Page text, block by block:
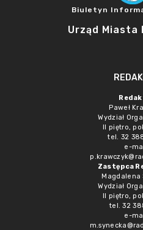
Biuletyn
Urząd Miasta
Paweł
Wydział
II piętro,
tel. 32
e-
Zastępca
Magdalena
Wydział
II piętro,
tel. 32
e-